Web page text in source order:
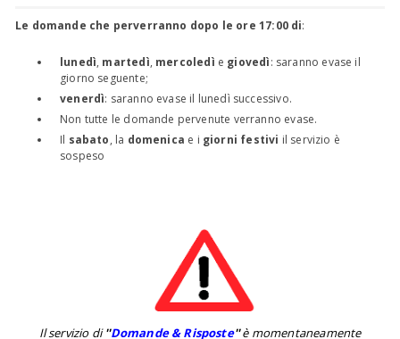
Le domande che perverranno dopo le ore 17:00 di:
lunedì, martedì, mercoledì e giovedì: saranno evase il
giorno seguente;
venerdì: saranno evase il lunedì successivo.
Non tutte le domande pervenute verranno evase.
Il sabato, la domenica e i giorni festivi il servizio è
sospeso
Il servizio di''Domande & Risposte''è momentaneamente